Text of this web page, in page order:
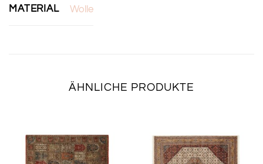
MATERIAL Wolle
ÄHNLICHE PRODUKTE